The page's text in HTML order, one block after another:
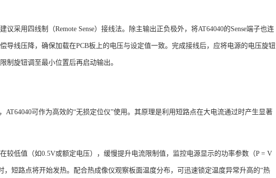
议采用 四线制（Remote Sense）接线法。除主输出正负极外，将AT64040的Sense端子也连
导线压降，确保加载在PCB板上的电压与设定值一致。完成接线后，应将电源的电压旋钮
制旋钮调至最小位置后再启动输出。
AT64040可作为高效的“无损定位仪”使用。其原理是利用短路点在大电流通过时产生显著
较低值（如0.5V或额定电压），缓慢提升电流限制值，监控电源显示的功率参数（P = V
，短路点将开始发热。配合热成像仪观察板面温度分布，可迅速锁定温度异常升高的“热